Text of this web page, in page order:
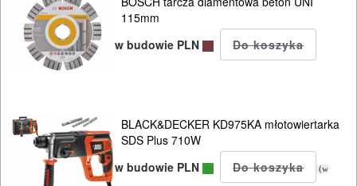
115mm
w budowie PLN
BLACK&DECKER KD975KA młotowiertarka
SDS Plus 710W
w budowie PLN
(w